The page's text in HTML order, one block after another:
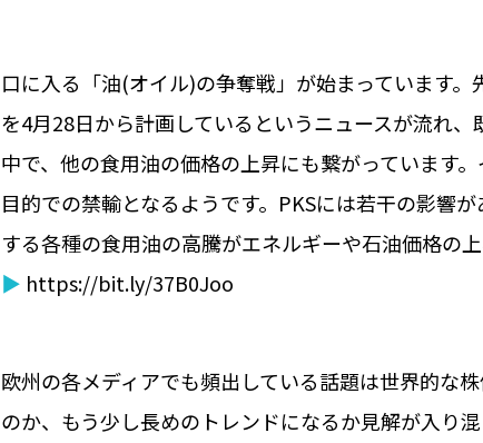
口に入る「油(オイル)の争奪戦」が始まっています
を4月28日から計画しているというニュースが流れ
中で、他の食用油の価格の上昇にも繋がっています
目的での禁輸となるようです。PKSには若干の影響
する各種の食用油の高騰がエネルギーや石油価格の
▶ https://bit.ly/37B0Joo
欧州の各メディアでも頻出している話題は世界的な
のか、もう少し長めのトレンドになるか見解が入り